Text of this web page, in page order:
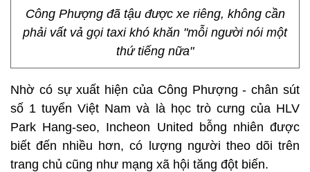
Công Phượng đã tậu được xe riêng, không cần
phải vất vả gọi taxi khó khăn "mỗi người nói một
thứ tiếng nữa"
Nhờ có sự xuất hiện của Công Phượng - chân sút
số 1 tuyển Việt Nam và là học trò cưng của HLV
Park Hang-seo, Incheon United bỗng nhiên được
biết đến nhiều hơn, có lượng người theo dõi trên
trang chủ cũng như mạng xã hội tăng đột biến.